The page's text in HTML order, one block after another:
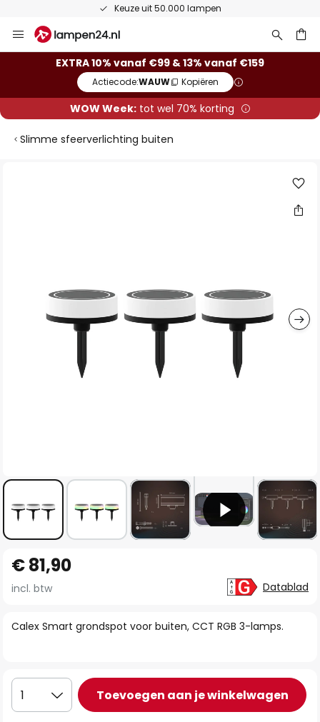
Keuze uit 50.000 lampen
naar
EXTRA 10% vanaf €99 & 13% vanaf €159
Actiecode:WAUW Kopiëren
WOW Week:tot wel 70% korting
Slimme sfeerverlichting buiten
naar
het
van
gallerij
Calex Smart grondspot voor buiten, CCT RGB 3-lamps.
€ 81,90
incl. btw Datablad
1 Toevoegen aan je winkelwagen